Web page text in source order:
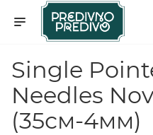
Single
Needles
(35см-4мм)